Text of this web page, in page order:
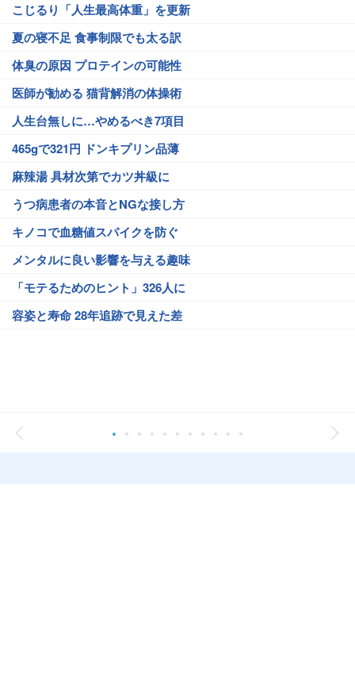
こじるり「人生最高体重」を更新
夏の寝不足 食事制限でも太る訳
体臭の原因 プロテインの可能性
医師が勧める 猫背解消の体操術
人生台無しに…やめるべき7項目
465gで321円 ドンキプリン品薄
麻辣湯 具材次第でカツ丼級に
うつ病患者の本音とNGな接し方
キノコで血糖値スパイクを防ぐ
メンタルに良い影響を与える趣味
「モテるためのヒント」326人に
容姿と寿命 28年追跡で見えた差